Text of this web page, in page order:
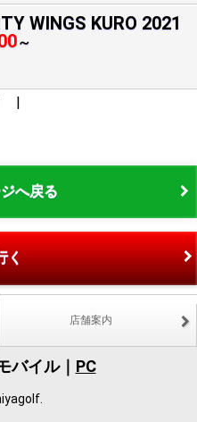
WINGS KURO 2021
～
|
へ戻る
く
店舗案内
バイル｜ PC